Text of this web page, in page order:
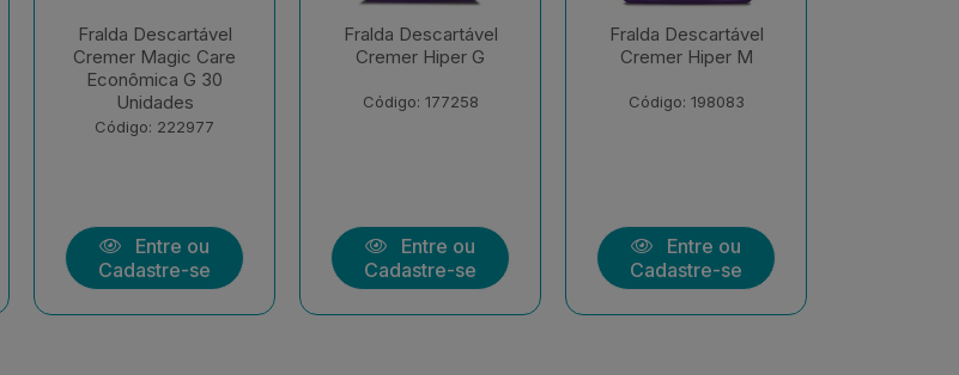
Fralda Descartável
Cremer Hiper G
Código: 177258
Entre ou
Cadastre-se
Fralda Descartável
Cremer Hiper M
Código: 198083
Entre ou
Cadastre-se
Fralda Descartável
Cremer Hiper EXX
Código: 206547
Entre ou
Cadastre-se